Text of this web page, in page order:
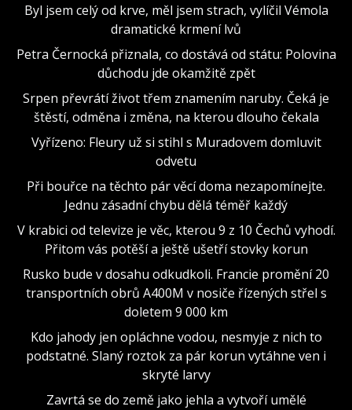
Byl jsem celý od krve, měl jsem strach, vylíčil Vémola
dramatické krmení lvů
Petra Černocká přiznala, co dostává od státu: Polovina
důchodu jde okamžitě zpět
Srpen převrátí život třem znamením naruby. Čeká je
štěstí, odměna i změna, na kterou dlouho čekala
Vyřízeno: Fleury už si stihl s Muradovem domluvit
odvetu
Při bouřce na těchto pár věcí doma nezapomínejte.
Jednu zásadní chybu dělá téměř každý
V krabici od televize je věc, kterou 9 z 10 Čechů vyhodí.
Přitom vás potěší a ještě ušetří stovky korun
Rusko bude v dosahu odkudkoli. Francie promění 20
transportních obrů A400M v nosiče řízených střel s
doletem 9 000 km
Kdo jahody jen opláchne vodou, nesmyje z nich to
podstatné. Slaný roztok za pár korun vytáhne ven i
skryté larvy
Zavrtá se do země jako jehla a vytvoří umělé